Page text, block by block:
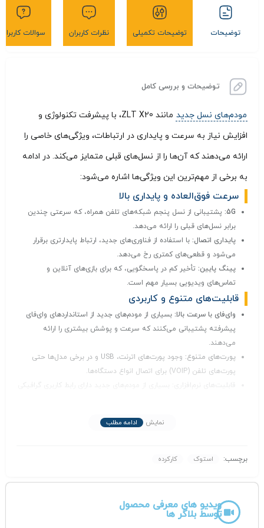
توضیحات توضیحات تکمیلی نظرات کاربران سوالات کاربران
توضیحات و بررسی کامل
مودم‌های نسل جدید
مانند ZLT X20، با پیشرفت تکنولوژی و
افزایش نیاز به سرعت و پایداری در ارتباطات، ویژگی‌های خاصی را
ارائه می‌دهند که آن‌ها را از نسل‌های قبلی متمایز می‌کند. در ادامه
به برخی از مهم‌ترین این ویژگی‌ها اشاره می‌شود:
سرعت فوق‌العاده و پایداری بالا
5G: پشتیبانی از نسل پنجم شبکه‌های تلفن همراه، که سرعتی چندین
برابر نسل‌های قبلی را ارائه می‌دهد.
پایداری اتصال: با استفاده از فناوری‌های جدید، ارتباط پایدارتری برقرار
می‌شود و قطعی‌های کمتری رخ می‌دهد.
پینگ پایین: تأخیر کم در پاسخگویی، که برای بازی‌های آنلاین و
تماس‌های ویدیویی بسیار مهم است.
قابلیت‌های متنوع و کاربردی
وای‌فای با سرعت بالا: بسیاری از مودم‌های جدید از استانداردهای وای‌فای
پیشرفته پشتیبانی می‌کنند که سرعت و پوشش بیشتری را ارائه
می‌دهند.
پورت‌های متنوع:
وجود پورت‌های اترنت، USB و در برخی مدل‌ها حتی
پورت‌های تلفن (VOIP) برای اتصال انواع دستگاه‌ها.
قابلیت‌های نرم‌افزاری:
طراحی جمع و جور و مصرف انرژی پایین
سایر ویژگی‌ها
پشتیبانی از سیم‌کارت‌های مختلف:
نمایش ادامه مطلب
برچسب: استوک کارکرده
ویدیو های معرفی محصول
توسط بلاگر ها